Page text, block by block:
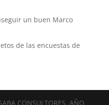
un buen Marco
de las encuestas de
CONSULTORES, AÑO